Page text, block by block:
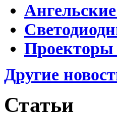
Проекторы
Другие
Статьи